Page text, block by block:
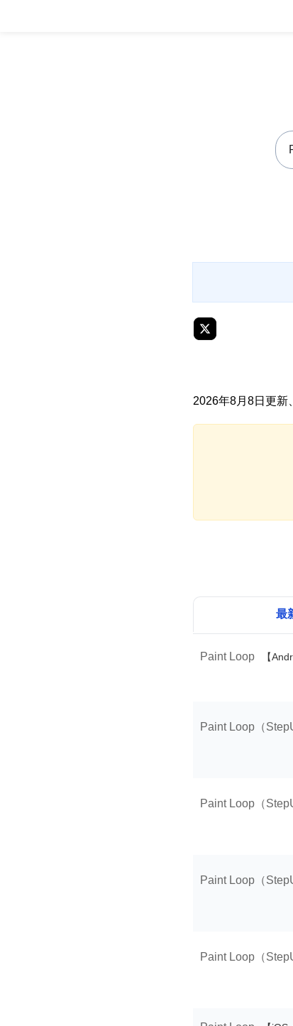
2026年8月8日更新
最
Paint Loop 【
Paint Loop（
Paint Loop（
Paint Loop（
Paint Loop（